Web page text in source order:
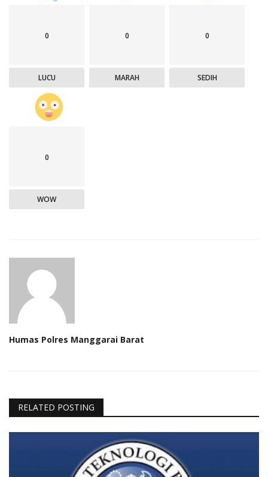
0
LUCU
0
MARAH
0
SEDIH
0
WOW
Humas Polres Manggarai Barat
RELATED POSTING